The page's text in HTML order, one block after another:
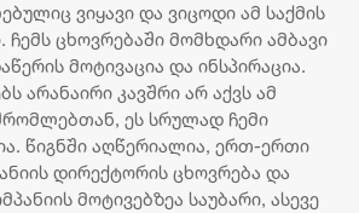
ვიყავი და ვიცოდი ამ საქმის
ცხოვრებაში მომხდარი ამბავი
მოტივაცია და ინსპირაცია.
არანაირი კავშრი არ აქვს ამ
ეს სრულად ჩემი
წიგნში აღწერიალია, ერთ-ერთი
დირექტორის ცხოვრება და
მოტივებზეა საუბარი, ასევე